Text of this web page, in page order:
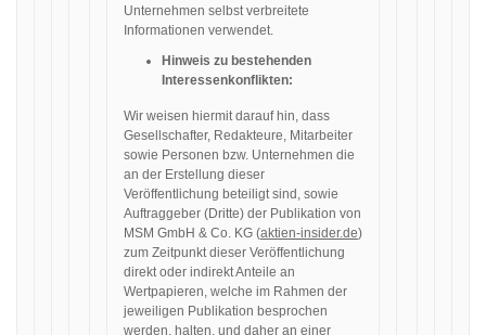
Unternehmen selbst verbreitete
Informationen verwendet.
Hinweis zu bestehenden
Interessenkonflikten:
Wir weisen hiermit darauf hin, dass
Gesellschafter, Redakteure, Mitarbeiter
sowie Personen bzw. Unternehmen die
an der Erstellung dieser
Veröffentlichung beteiligt sind, sowie
Auftraggeber (Dritte) der Publikation von
MSM GmbH & Co. KG (aktien-insider.de)
zum Zeitpunkt dieser Veröffentlichung
direkt oder indirekt Anteile an
Wertpapieren, welche im Rahmen der
jeweiligen Publikation besprochen
werden, halten. und daher an einer